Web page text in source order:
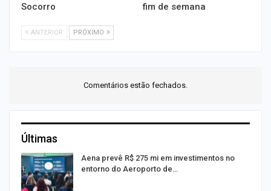
Socorro
fim de semana
ANTERIOR PRÓXIMO
Comentários estão fechados.
Últimas
Aena prevê R$ 275 mi em investimentos no
entorno do Aeroporto de…